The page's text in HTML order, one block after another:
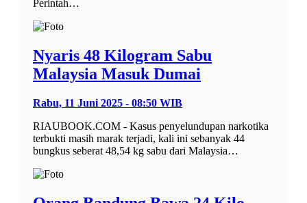
Perintah…
Nyaris 48 Kilogram Sabu
Malaysia Masuk Dumai
Rabu, 11 Juni 2025 - 08:50 WIB
RIAUBOOK.COM - Kasus penyelundupan narkotika
terbukti masih marak terjadi, kali ini sebanyak 44
bungkus seberat 48,54 kg sabu dari Malaysia…